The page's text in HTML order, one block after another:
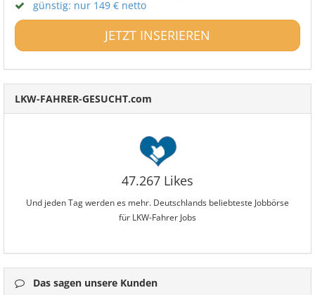
günstig: nur 149 € netto
JETZT INSERIEREN
LKW-FAHRER-GESUCHT.com
47.267 Likes
Und jeden Tag werden es mehr. Deutschlands beliebteste Jobbörse
für LKW-Fahrer Jobs
Das sagen unsere Kunden